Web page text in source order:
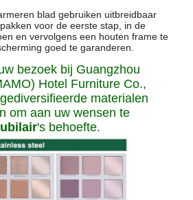
blad gebruiken uitbreidbaar
voor de eerste stap, in de
en vervolgens een houten frame te
goed te garanderen.
bezoek bij Guangzhou
Hotel Furniture Co.,
materialen
om aan uw wensen te
's behoefte.